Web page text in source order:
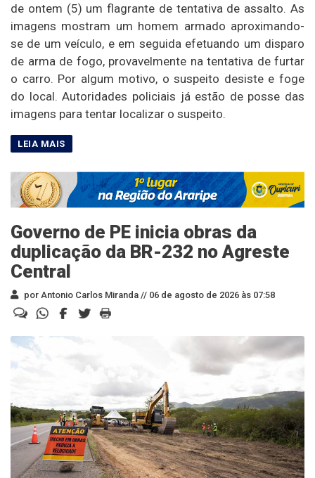
de ontem (5) um flagrante de tentativa de assalto. As
imagens mostram um homem armado aproximando-
se de um veículo, e em seguida efetuando um disparo
de arma de fogo, provavelmente na tentativa de furtar
o carro. Por algum motivo, o suspeito desiste e foge
do local. Autoridades policiais já estão de posse das
imagens para tentar localizar o suspeito.
Governo de PE inicia obras da
duplicação da BR-232 no Agreste
Central
por Antonio Carlos Miranda // 06 de agosto de 2026 às 07:58